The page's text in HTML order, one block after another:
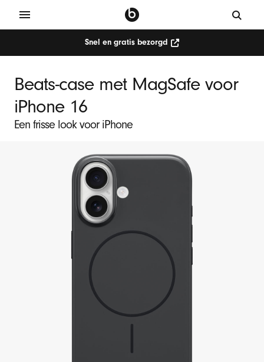
Snel en gratis bezorgd
Beats-case met MagSafe voor
iPhone 16
Een frisse look voor iPhone